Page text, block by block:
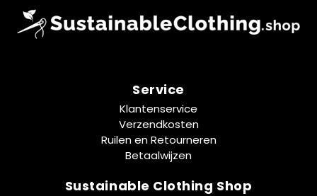
Service
Klantenservice
Verzendkosten
Ruilen en Retourneren
Betaalwijzen
Sustainable Clothing Shop